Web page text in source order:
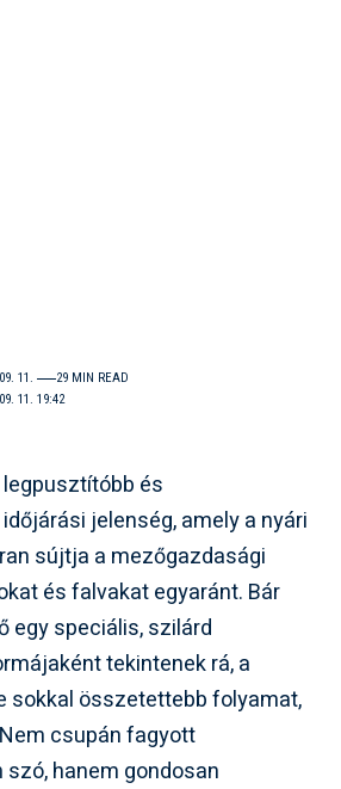
11. 19:42
11. 29 MIN READ
és
jelenség, amely a nyári
sújtja a mezőgazdasági
és falvakat egyaránt. Bár
egy speciális, szilárd
tekintenek rá, a
sokkal összetettebb folyamat,
csupán fagyott
hanem gondosan